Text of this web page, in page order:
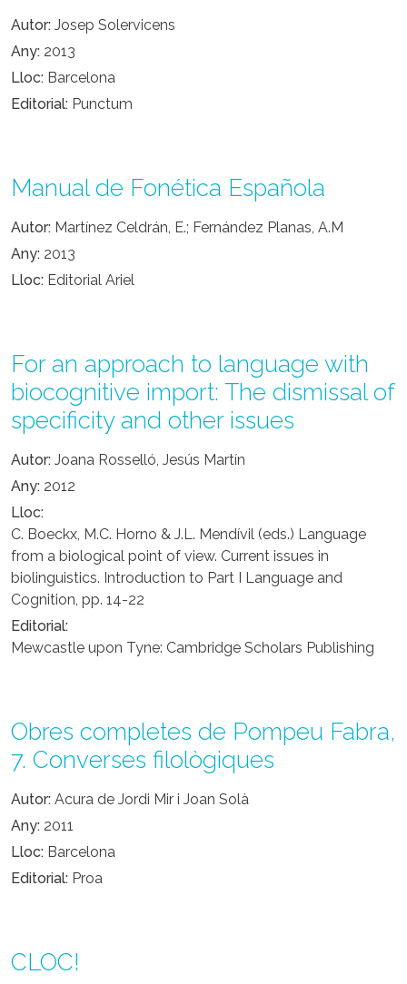
Autor Josep Solervicens
Any 2013
Lloc Barcelona
Editorial Punctum
Manual de Fonética Española
Autor Martínez Celdrán, E.; Fernández Planas, A.M
Any 2013
Lloc Editorial Ariel
For an approach to language with
biocognitive import: The dismissal of
specificity and other issues
Autor Joana Rosselló, Jesús Martín
Any 2012
Lloc
C. Boeckx, M.C. Horno & J.L. Mendívil (eds.) Language
from a biological point of view. Current issues in
biolinguistics. Introduction to Part I Language and
Cognition, pp. 14-22
Editorial
Mewcastle upon Tyne: Cambridge Scholars Publishing
Obres completes de Pompeu Fabra,
7. Converses filològiques
Autor Acura de Jordi Mir i Joan Solà
Any 2011
Lloc Barcelona
Editorial Proa
CLOC!